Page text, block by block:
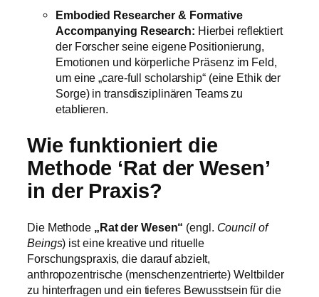
Embodied Researcher & Formative
Accompanying Research: Hierbei reflektiert
der Forscher seine eigene Positionierung,
Emotionen und körperliche Präsenz im Feld,
um eine „care-full scholarship“ (eine Ethik der
Sorge) in transdisziplinären Teams zu
etablieren.
Wie funktioniert die
Methode ‘Rat der Wesen’
in der Praxis?
Die Methode „Rat der Wesen“ (engl. Council of
Beings) ist eine kreative und rituelle
Forschungspraxis, die darauf abzielt,
anthropozentrische (menschenzentrierte) Weltbilder
zu hinterfragen und ein tieferes Bewusstsein für die